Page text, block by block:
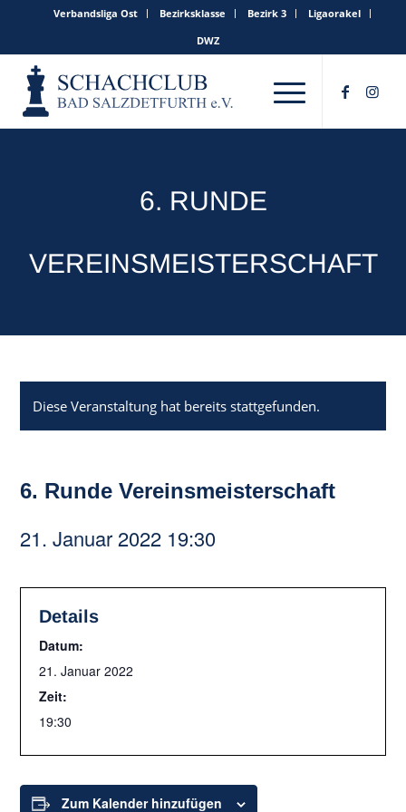
Verbandsliga Ost Bezirksklasse Bezirk 3
Ligaorakel
DWZ
6. RUNDE
VEREINSMEISTERSCHAFT
Diese Veranstaltung hat bereits stattgefunden.
6. Runde Vereinsmeisterschaft
21. Januar 2022 19:30
Details
Datum:
21. Januar 2022
Zeit:
19:30
Zum Kalender hinzufügen